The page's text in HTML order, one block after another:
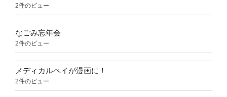
2件のビュー
なごみ忘年会
2件のビュー
メディカルペイが漫画に！
2件のビュー